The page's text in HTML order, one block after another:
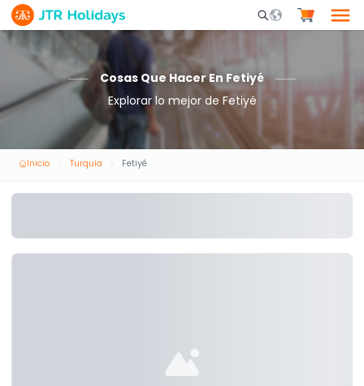
Mobile Search
Cosas Que Hacer En Fetiyé
Explorar lo mejor de Fetiyé
Inicio Turquía Fetiyé